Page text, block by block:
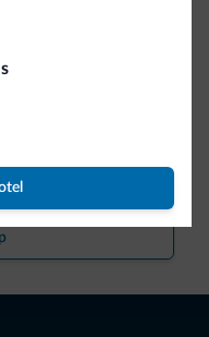
collezione firmata